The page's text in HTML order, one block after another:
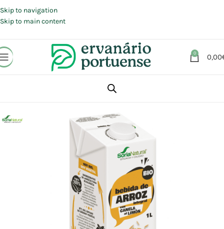
Skip to navigation
Skip to main content
0 0,00
Alimentação